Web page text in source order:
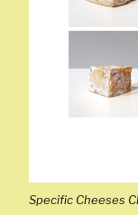
Specific Cheeses